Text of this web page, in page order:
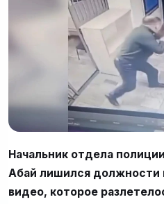
Начальник отдела
Абай лишился должности
видео, которое